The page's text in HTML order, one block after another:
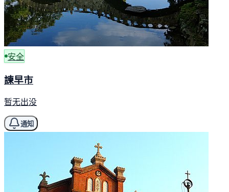
安全
諫早市
暂无出没
通知